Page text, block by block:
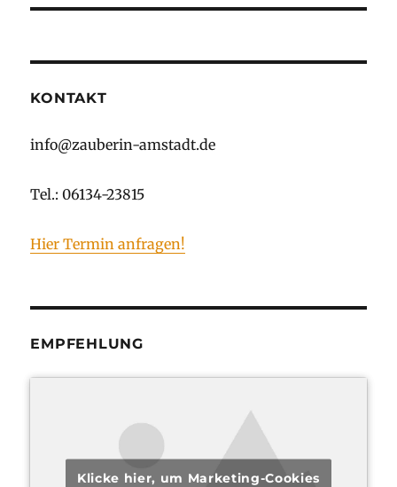
I
:
KONTAKT
info@zauberin-amstadt.de
Tel.: 06134-23815
Hier Termin anfragen!
EMPFEHLUNG
Klicke hier, um Marketing-Cookies